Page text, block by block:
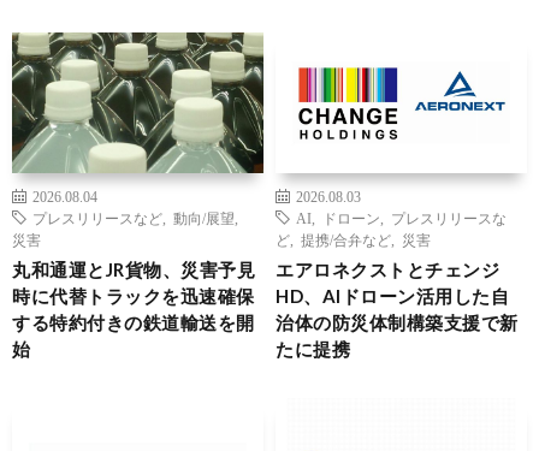
2026.08.04
プレスリリースなど
動向/展望
災害
丸和通運とJR貨物、災害予見
時に代替トラックを迅速確保
する特約付きの鉄道輸送を開
始
2026.08.03
AI
ドローン
プレスリリースな
ど
提携/合弁など 災害
エアロネクストとチェンジ
HD、AIドローン活用した自
治体の防災体制構築支援で新
たに提携